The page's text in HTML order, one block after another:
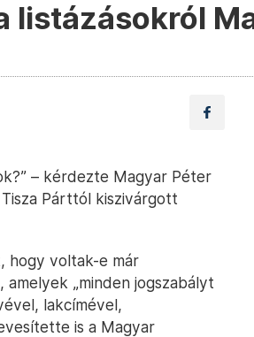
listázásokról
– kérdezte Magyar Péter
Párttól kiszivárgott
hogy voltak-e már
„minden jogszabályt
lakcímével,
is a Magyar